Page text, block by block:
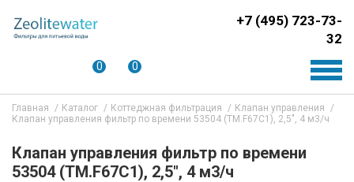
+7 (495) 723-73-
32
0 0
Главная Каталог Коттеджная фильтрация
Клапан управления
Клапан управления фильтр по времени 53504 (TM.F67C1), 2,5", 4 м3/ч
Клапан управления фильтр по времени
53504 (TM.F67C1), 2,5", 4 м3/ч